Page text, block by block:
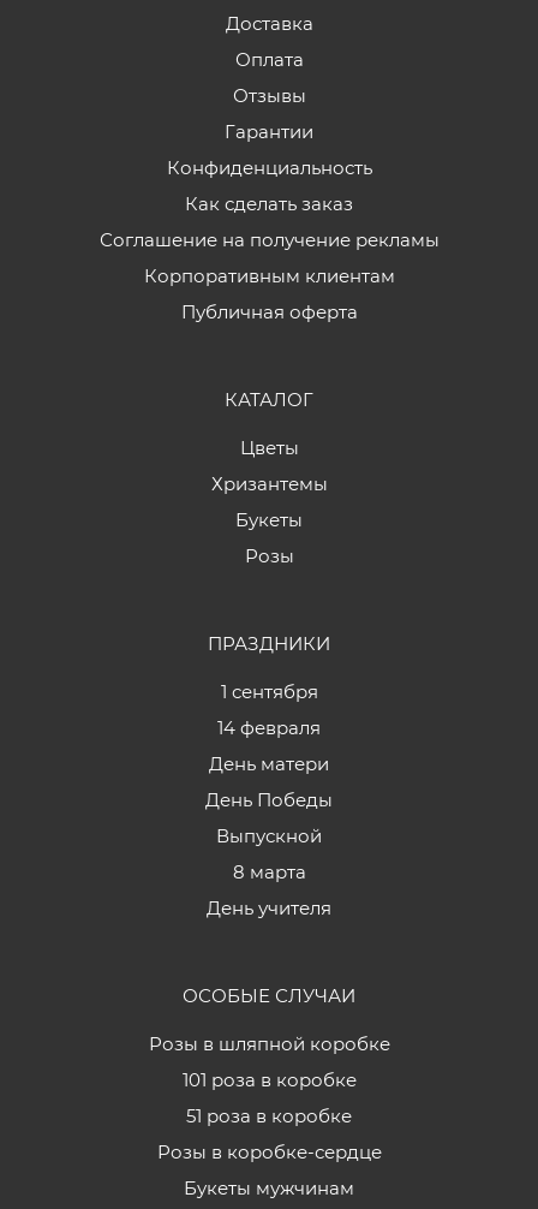
Доставка
Оплата
Отзывы
Гарантии
Конфиденциальность
Как сделать заказ
Соглашение на получение рекламы
Корпоративным клиентам
Публичная оферта
КАТАЛОГ
Цветы
Хризантемы
Букеты
Розы
ПРАЗДНИКИ
1 сентября
14 февраля
День матери
День Победы
Выпускной
8 марта
День учителя
ОСОБЫЕ СЛУЧАИ
Розы в шляпной коробке
101 роза в коробке
51 роза в коробке
Розы в коробке-сердце
Букеты мужчинам